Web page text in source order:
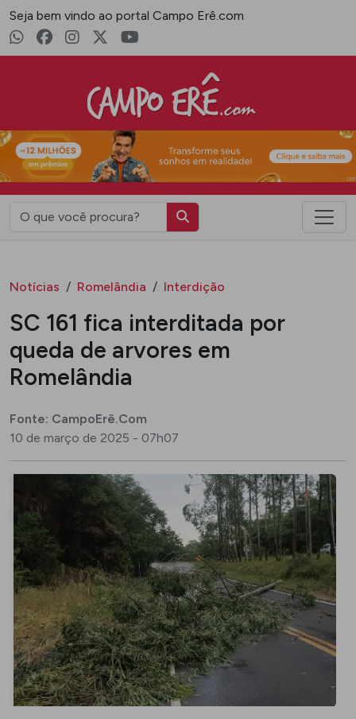
Seja bem vindo ao portal Campo Erê.com
Campo Erê.com
Notícias Romelândia Interdição
SC 161 fica interditada por
queda de arvores em
Romelândia
Fonte: CampoErê.Com
10 de março de 2025 - 07h07